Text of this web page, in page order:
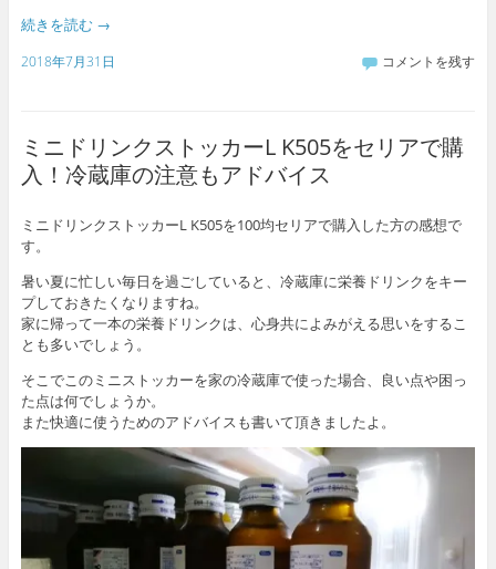
続きを読む →
2018年7月31日 コメントを残す
ミニドリンクストッカーL K505をセリアで購
入！冷蔵庫の注意もアドバイス
ミニドリンクストッカーL K505を100均セリアで購入した方の感想で
す。
暑い夏に忙しい毎日を過ごしていると、冷蔵庫に栄養ドリンクをキー
プしておきたくなりますね。
家に帰って一本の栄養ドリンクは、心身共によみがえる思いをするこ
とも多いでしょう。
そこでこのミニストッカーを家の冷蔵庫で使った場合、良い点や困っ
た点は何でしょうか。
また快適に使うためのアドバイスも書いて頂きましたよ。